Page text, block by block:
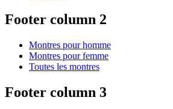
Footer column 2
Montres pour homme
Montres pour femme
Toutes les montres
Footer column 3